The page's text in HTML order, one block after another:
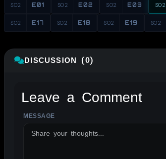
S02 E01 S02 E02 S02 E03 S02
S02 E17 S02 E18 S02 E19 S02
DISCUSSION (0)
Leave a Comment
MESSAGE
ALTERNATIVE: